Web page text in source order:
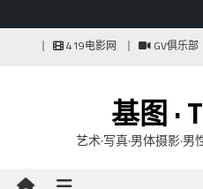
419电影网 GV俱乐部
基图 ·
艺术·写真·男体摄影·男